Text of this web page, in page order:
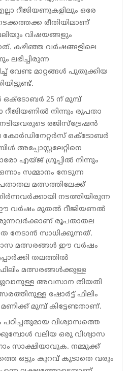
റീജിയണുകളിലും ഒരേ
രീതിയിലാണ്
വിഷയങ്ങളും
കഴിഞ്ഞ വർഷങ്ങളിലെ
ലഭിച്ചിരുന്ന
വേണ്ട മാറ്റങ്ങൾ പുതുക്കിയ
25 ന് മുമ്പ്
നിന്നും രൂപതാ
രജിസ്‌ട്രേഷൻ
ഒക്ടോബർ
അപ്പോസ്റ്റലേറ്റിനെ
എയ്ജ് ഗ്രൂപ്പിൽ നിന്നും
സമ്മാനം നേടുന്ന
മത്സത്തിലേക്ക്
നടത്തിയിരുന്ന
ഈ വർഷം മുതൽ റീജിയണൽ
രൂപതാതല
നേടാൻ സാധിക്കുന്നത്.
മത്സരങ്ങൾ ഈ വർഷം
തലത്തിൽ
മത്സരങ്ങൾക്കുള്ള
അവസാന തിയതി
ഷോർട്ട് ഫിലിം
മുമ്പ് കിട്ടേണ്ടതാണ്.
വിശ്വാസത്തെ
വലിയ ഒരു വിശ്വാസ
സാക്ഷിയാവുക. നമ്മുക്ക്
ഒട്ടും കുറവ് കൂടാതെ വരും